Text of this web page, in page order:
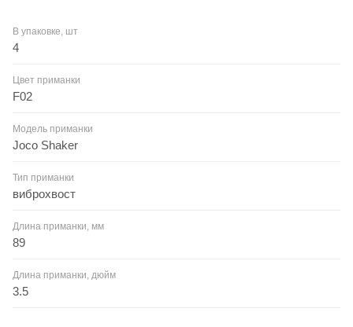
В упаковке, шт
4
Цвет приманки
F02
Модель приманки
Joco Shaker
Тип приманки
виброхвост
Длина приманки, мм
89
Длина приманки, дюйм
3.5